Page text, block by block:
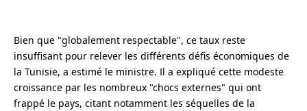
Bien que "globalement respectable", ce taux reste
insuffisant pour relever les différents défis économiques de
la Tunisie, a estimé le ministre. Il a expliqué cette modeste
croissance par les nombreux "chocs externes" qui ont
frappé le pays, citant notamment les séquelles de la